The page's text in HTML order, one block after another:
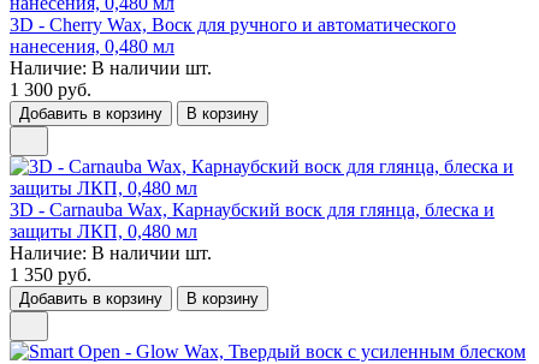
3D - Cherry Wax, Воск для ручного и автоматического
нанесения, 0,480 мл
Наличие: В наличии шт.
1 300 руб.
Добавить в корзину В корзину
3D - Carnauba Wax, Карнаубский воск для глянца, блеска и
защиты ЛКП, 0,480 мл
Наличие: В наличии шт.
1 350 руб.
Добавить в корзину В корзину